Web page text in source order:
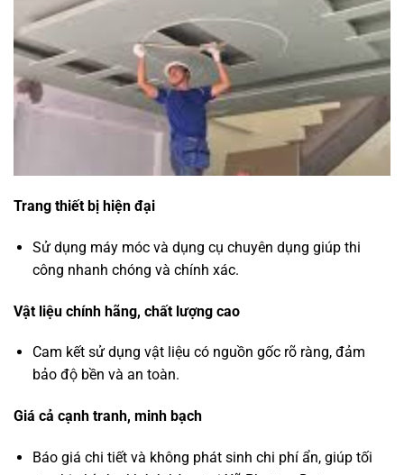
Trang thiết bị hiện đại
Sử dụng máy móc và dụng cụ chuyên dụng giúp thi
công nhanh chóng và chính xác.
Vật liệu chính hãng, chất lượng cao
Cam kết sử dụng vật liệu có nguồn gốc rõ ràng, đảm
bảo độ bền và an toàn.
Giá cả cạnh tranh, minh bạch
Báo giá chi tiết và không phát sinh chi phí ẩn, giúp tối